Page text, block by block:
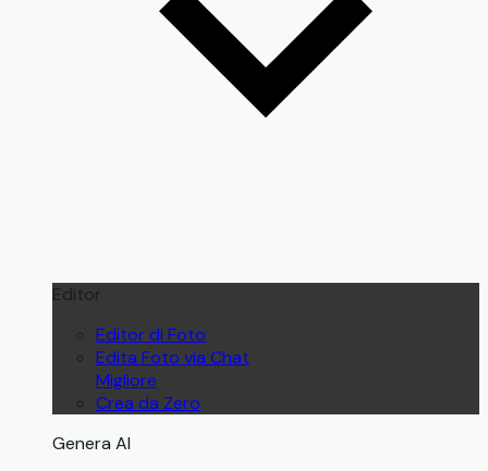
Editor
Editor di Foto
Edita Foto via Chat
Migliore
Crea da Zero
Genera AI